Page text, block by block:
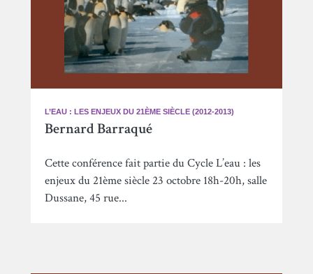
L’EAU : LES ENJEUX DU 21ÈME SIÈCLE (2012-2013)
Bernard Barraqué
Cette conférence fait partie du Cycle L’eau : les
enjeux du 21ème siècle 23 octobre 18h-20h, salle
Dussane, 45 rue...